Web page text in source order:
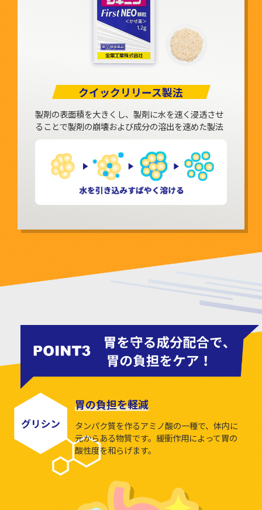
クイックリリース製法
製剤の表面積を大きくし、製剤に水を速く浸透させ
ることで製剤の崩壊および成分の溶出を速めた製法
胃の負担を軽減
タンパク質を作るアミノ酸の一種で、体内に
元からある物質です。緩衝作用によって胃の
酸性度を和らげます。